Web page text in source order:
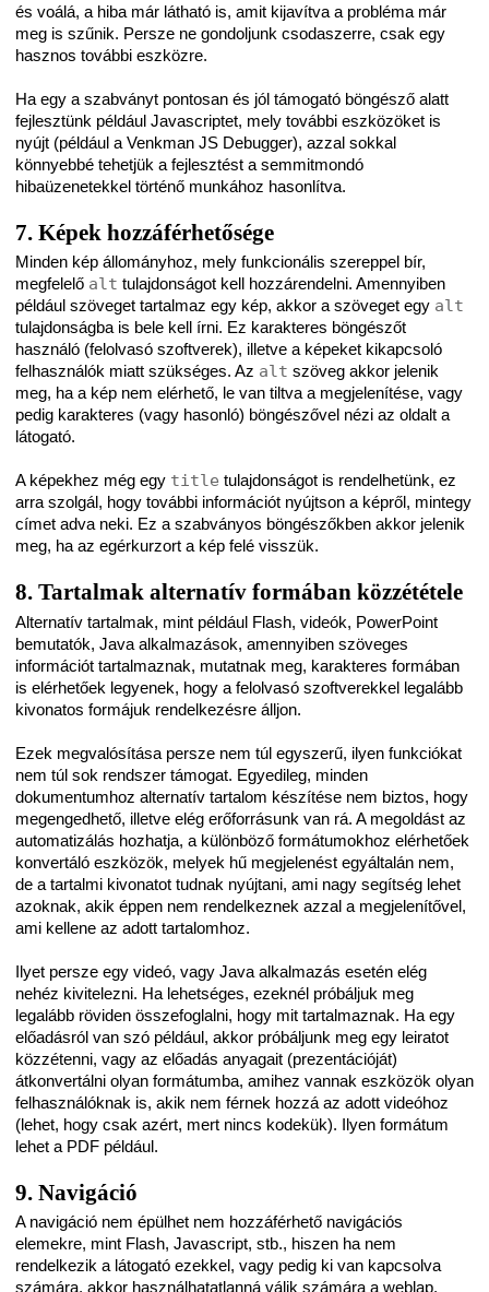
és voálá, a hiba már látható is, amit kijavítva a probléma már
meg is szűnik. Persze ne gondoljunk csodaszerre, csak egy
hasznos további eszközre.
Ha egy a szabványt pontosan és jól támogató böngésző alatt
fejlesztünk például Javascriptet, mely további eszközöket is
nyújt (például a Venkman JS Debugger), azzal sokkal
könnyebbé tehetjük a fejlesztést a semmitmondó
hibaüzenetekkel történő munkához hasonlítva.
7. Képek hozzáférhetősége
Minden kép állományhoz, mely funkcionális szereppel bír,
megfelelő alt tulajdonságot kell hozzárendelni. Amennyiben
például szöveget tartalmaz egy kép, akkor a szöveget egy alt
tulajdonságba is bele kell írni. Ez karakteres böngészőt
használó (felolvasó szoftverek), illetve a képeket kikapcsoló
felhasználók miatt szükséges. Az alt szöveg akkor jelenik
meg, ha a kép nem elérhető, le van tiltva a megjelenítése, vagy
pedig karakteres (vagy hasonló) böngészővel nézi az oldalt a
látogató.
A képekhez még egy title tulajdonságot is rendelhetünk, ez
arra szolgál, hogy további információt nyújtson a képről, mintegy
címet adva neki. Ez a szabványos böngészőkben akkor jelenik
meg, ha az egérkurzort a kép felé visszük.
8. Tartalmak alternatív formában közzététele
Alternatív tartalmak, mint például Flash, videók, PowerPoint
bemutatók, Java alkalmazások, amennyiben szöveges
információt tartalmaznak, mutatnak meg, karakteres formában
is elérhetőek legyenek, hogy a felolvasó szoftverekkel legalább
kivonatos formájuk rendelkezésre álljon.
Ezek megvalósítása persze nem túl egyszerű, ilyen funkciókat
nem túl sok rendszer támogat. Egyedileg, minden
dokumentumhoz alternatív tartalom készítése nem biztos, hogy
megengedhető, illetve elég erőforrásunk van rá. A megoldást az
automatizálás hozhatja, a különböző formátumokhoz elérhetőek
konvertáló eszközök, melyek hű megjelenést egyáltalán nem,
de a tartalmi kivonatot tudnak nyújtani, ami nagy segítség lehet
azoknak, akik éppen nem rendelkeznek azzal a megjelenítővel,
ami kellene az adott tartalomhoz.
Ilyet persze egy videó, vagy Java alkalmazás esetén elég
nehéz kivitelezni. Ha lehetséges, ezeknél próbáljuk meg
legalább röviden összefoglalni, hogy mit tartalmaznak. Ha egy
előadásról van szó például, akkor próbáljunk meg egy leiratot
közzétenni, vagy az előadás anyagait (prezentációját)
átkonvertálni olyan formátumba, amihez vannak eszközök olyan
felhasználóknak is, akik nem férnek hozzá az adott videóhoz
(lehet, hogy csak azért, mert nincs kodekük). Ilyen formátum
lehet a PDF például.
9. Navigáció
A navigáció nem épülhet nem hozzáférhető navigációs
elemekre, mint Flash, Javascript, stb., hiszen ha nem
rendelkezik a látogató ezekkel, vagy pedig ki van kapcsolva
számára, akkor használhatatlanná válik számára a weblap.